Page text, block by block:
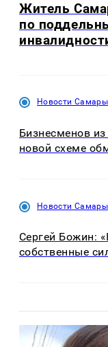
Житель
по
Новости Самары
Бизнесменов
новой схеме
Новости Самары
Сергей Божин:
собственные